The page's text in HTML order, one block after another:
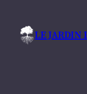
LE JARDIN